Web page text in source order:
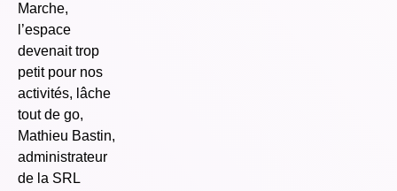
Marche,
l’espace
devenait trop
petit pour nos
activités, lâche
tout de go,
Mathieu Bastin,
administrateur
de la SRL